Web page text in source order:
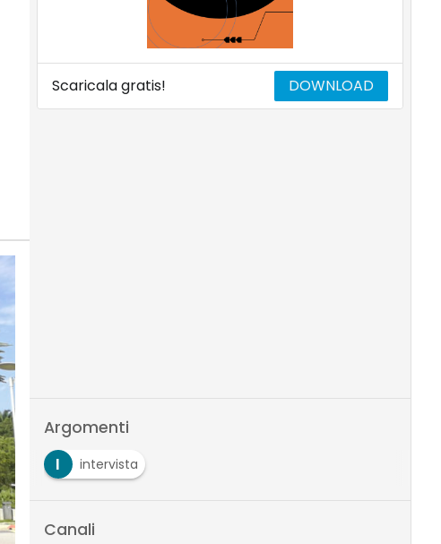
Scaricala gratis! DOWNLOAD
Argomenti
I
intervista
Canali